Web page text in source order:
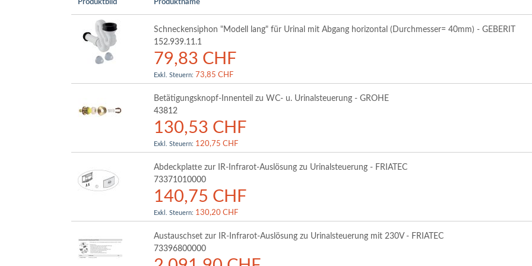
Gruppiert
Produkte
Produktbild Produktname
Schneckensiphon "Modell lang" für Urinal mit Abgang horizontal (Durchmesser= 40mm) - GEBERIT
152.939.11.1
79,83 CHF
73,85 CHF
Betätigungsknopf-Innenteil zu WC- u. Urinalsteuerung - GROHE
43812
130,53 CHF
120,75 CHF
Abdeckplatte zur IR-Infrarot-Auslösung zu Urinalsteuerung - FRIATEC
73371010000
140,75 CHF
130,20 CHF
Austauschset zur IR-Infrarot-Auslösung zu Urinalsteuerung mit 230V - FRIATEC
73396800000